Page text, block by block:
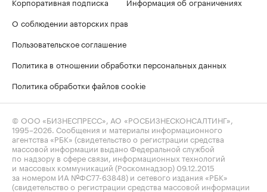
О соблюдении авторских прав
Пользовательское соглашение
Политика в отношении обработки персональных данных
Политика обработки файлов cookie
© ООО «БИЗНЕСПРЕСС», АО «РОСБИЗНЕСКОНСАЛТИНГ»,
1995–2026 . Сообщения и материалы информационного
агентства «РБК» (свидетельство о регистрации средства
массовой информации выдано Федеральной службой
по надзору в сфере связи, информационных технологий
и массовых коммуникаций (Роскомнадзор) 09.12.2015
за номером ИА №ФС77-63848) и сетевого издания «РБК»
(свидетельство о регистрации средства массовой информации